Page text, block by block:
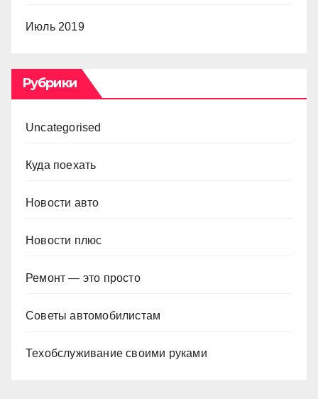
Июль 2019
Рубрики
Uncategorised
Куда поехать
Новости авто
Новости плюс
Ремонт — это просто
Советы автомобилистам
Техобслуживание своими руками